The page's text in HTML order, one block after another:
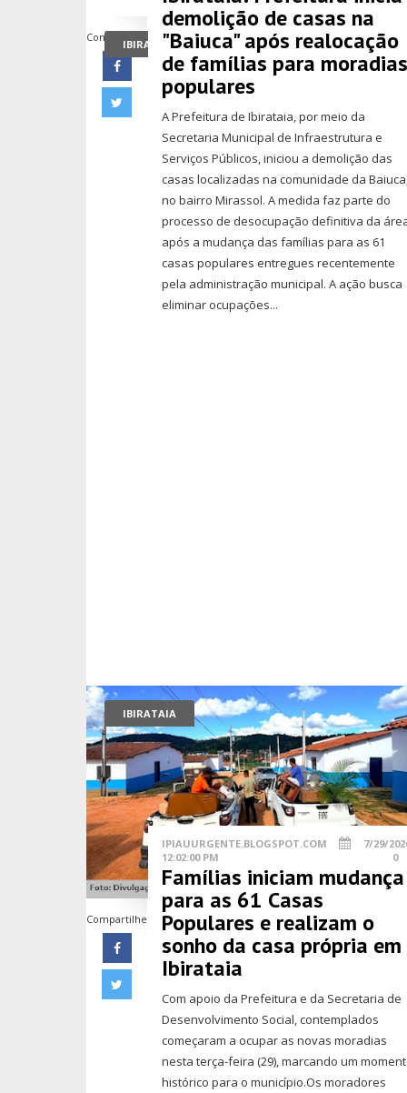
IBIRATAIA
Compartilhe
demolição de casas na
"Baiuca" após realocação
de famílias para
populares
A Prefeitura de Ibirataia, por meio da
Secretaria Municipal de Infraestrutura e
Serviços Públicos, iniciou a demolição das
casas localizadas na comunidade da
no bairro Mirassol. A medida faz parte do
processo de desocupação definitiva da
após a mudança das famílias para as 61
casas populares entregues recentemente
pela administração municipal. A ação busca
eliminar ocupações...
IBIRATAIA
Compartilhe
IPIAUURGENTE.BLOGSPOT.COM
7/29/
12:02:00 PM
0
Famílias iniciam mudança
para as 61 Casas
Populares e realizam o
sonho da casa própria em
Ibirataia
Com apoio da Prefeitura e da Secretaria de
Desenvolvimento Social, contemplados
começaram a ocupar as novas moradias
nesta terça-feira (29), marcando um
histórico para o município.Os moradores